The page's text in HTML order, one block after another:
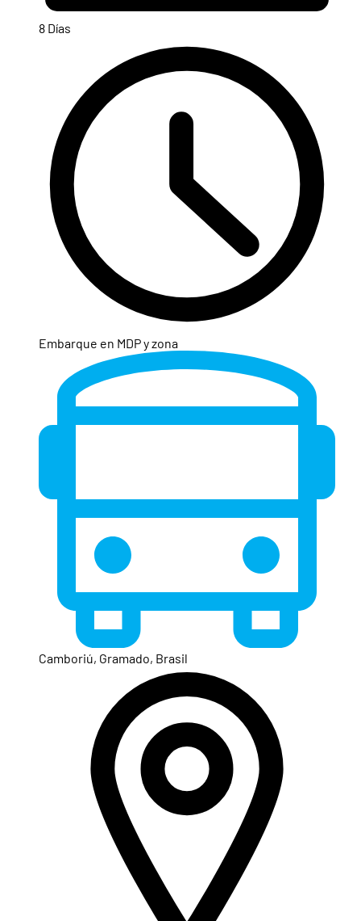
8 Días
Embarque en MDP y zona
Camboriú, Gramado, Brasil